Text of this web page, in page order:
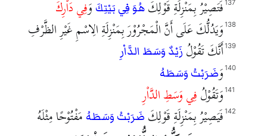
فَتَصِيْرُ بِمَنْزِلَةِ قَوْلِكَ هُوَ فِي بَيْتِكَ وَفِي دَاْرِكَ 137
وَيَدُلُّكَ عَلَى أَنَّ الْمَجْرُوْرَ بِمَنْزِلَةِ الِاسْمِ غَيْرِ الظَّرْفِ 138
أَنَّكَ تَقُوْلُ زَيْدٌ وَسَطَ الدَّاْرِ 139
وَضَرَبْتُ وَسَطَهُ 140
وَتَقُوْلُفِي وَسَطِ الدَّاْرِ 141
فَيَصِيْرُ بِمَنْزِلَةِ قَوْلِكَ ضَرَبْتُ وَسَطَهُ مَفْتُوْحًا مِثْلَهُ 142